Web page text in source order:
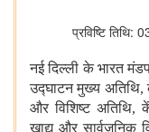
प्रविष्टि
नई दिल्ली के भारत
उद्घाटन मुख्य अतिथि,
और विशिष्ट अतिथि,
खाद्य और सार्वजनिक